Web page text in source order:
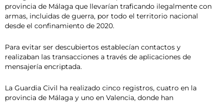
provincia de Málaga que llevarían traficando ilegalmente con
armas, incluidas de guerra, por todo el territorio nacional
desde el confinamiento de 2020.
Para evitar ser descubiertos establecían contactos y
realizaban las transacciones a través de aplicaciones de
mensajería encriptada.
La Guardia Civil ha realizado cinco registros, cuatro en la
provincia de Málaga y uno en Valencia, donde han